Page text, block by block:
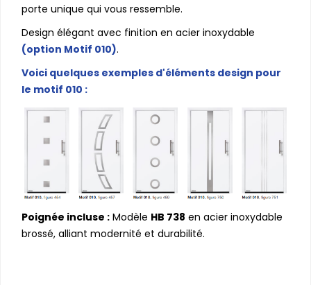
porte unique qui vous ressemble.
Design élégant avec finition en acier inoxydable
(option Motif 010).
Voici quelques exemples d'éléments design pour
le motif 010 :
Poignée incluse : Modèle HB 738 en acier inoxydable
brossé, alliant modernité et durabilité.